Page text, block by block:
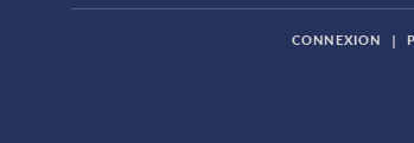
CONNEXION |